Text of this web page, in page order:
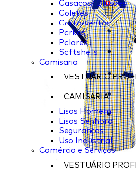
Casacos/ Blusões
Coletes
Corta-ventos
Parkas
Polares
Softshells
Camisaria
VESTUÁRIO
CAMISARIA
Lisos Homem
Lisos Senhora
Seguranças
Uso Industrial
Comércio e Serviços
VESTUÁRIO